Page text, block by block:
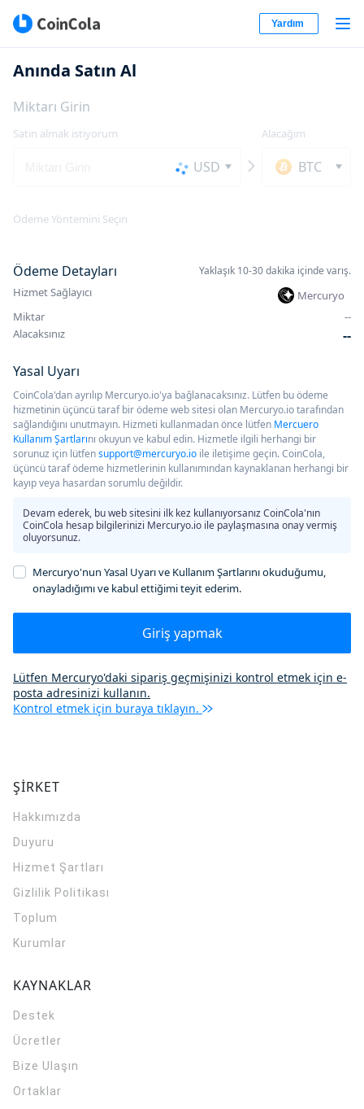
Yardım
Anında Satın Al
Miktarı Girin
Satın almak istiyorum
USD
Alacağım
BTC
Ödeme Yöntemini Seçin
Ödeme Detayları Yaklaşık 10-30 dakika içinde varış.
Hizmet Sağlayıcı
Mercuryo
Miktar
--
Alacaksınız
--
Yasal Uyarı
CoinCola'dan ayrılıp Mercuryo.io'ya bağlanacaksınız. Lütfen bu ödeme
hizmetinin üçüncü taraf bir ödeme web sitesi olan Mercuryo.io tarafından
sağlandığını unutmayın. Hizmeti kullanmadan önce lütfen Mercuero
Kullanım Şartlarını okuyun ve kabul edin. Hizmetle ilgili herhangi bir
sorunuz için lütfensupport@mercuryo.io ile iletişime geçin. CoinCola,
üçüncü taraf ödeme hizmetlerinin kullanımından kaynaklanan herhangi bir
kayıp veya hasardan sorumlu değildir.
Devam ederek, bu web sitesini ilk kez kullanıyorsanız CoinCola'nın
CoinCola hesap bilgilerinizi Mercuryo.io ile paylaşmasına onay vermiş
oluyorsunuz.
Mercuryo'nun Yasal Uyarı ve Kullanım Şartlarını okuduğumu,
onayladığımı ve kabul ettiğimi teyit ederim.
Giriş yapmak
Lütfen Mercuryo'daki sipariş geçmişinizi kontrol etmek için e-
posta adresinizi kullanın.
Kontrol etmek için buraya tıklayın.
ŞİRKET
Hakkımızda
Duyuru
Hizmet Şartları
Gizlilik Politikası
Toplum
Kurumlar
KAYNAKLAR
Destek
Ücretler
Bize Ulaşın
Ortaklar